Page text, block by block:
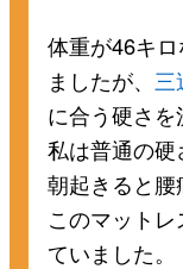
体重が46キ
ましたが、 三
に合う硬さを
私は普通の硬
朝起きると腰
このマット
ていました。